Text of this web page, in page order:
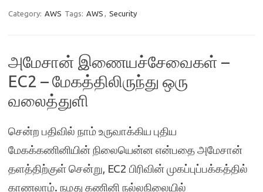
Category: AWS Tags: AWS , Security
அமேசான் இணையச்சேவைகள் –
EC2 – மேகத்திலிருந்து ஒரு
வலைத்துளி
சென்ற பதிவில் நாம் உருவாக்கிய புதிய
மேகக்கணினியின் நிலையென்ன என்பதை அமேசான்
தளத்திற்குள் சென்று, EC2 பிரிவின் முகப்புப்பக்கத்தில்
காணலாம். நமது கணினி நல்லநிலையில்